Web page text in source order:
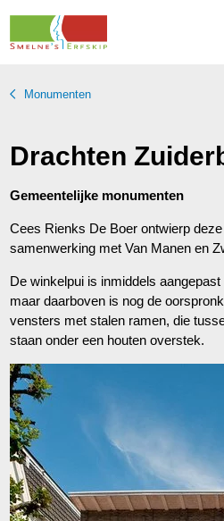
Monumenten
Drachten
Gemeentelijke monumenten
Cees Rienks De Boer ontwierp
samenwerking met Van Manen en
De winkelpui is inmiddels
maar daarboven is nog de
vensters met stalen ramen, die
staan onder een houten overstek.